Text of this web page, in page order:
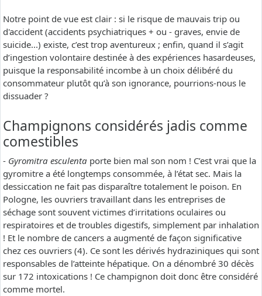
Notre point de vue est clair : si le risque de mauvais trip ou
d'accident (accidents psychiatriques + ou - graves, envie de
suicide...) existe, c’est trop aventureux ; enfin, quand il s’agit
d’ingestion volontaire destinée à des expériences hasardeuses,
puisque la responsabilité incombe à un choix délibéré du
consommateur plutôt qu’à son ignorance, pourrions-nous le
dissuader ?
Champignons considérés jadis comme
comestibles
- Gyromitra esculenta porte bien mal son nom ! C’est vrai que la
gyromitre a été longtemps consommée, à l’état sec. Mais la
dessiccation ne fait pas disparaître totalement le poison. En
Pologne, les ouvriers travaillant dans les entreprises de
séchage sont souvent victimes d’irritations oculaires ou
respiratoires et de troubles digestifs, simplement par inhalation
! Et le nombre de cancers a augmenté de façon significative
chez ces ouvriers (4). Ce sont les dérivés hydraziniques qui sont
responsables de l’atteinte hépatique. On a dénombré 30 décès
sur 172 intoxications ! Ce champignon doit donc être considéré
comme mortel.